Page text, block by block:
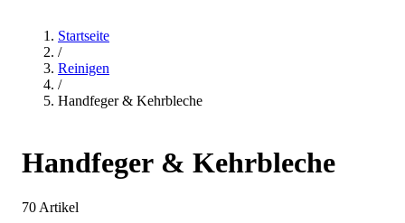
Startseite
/
Reinigen
/
Handfeger & Kehrbleche
Handfeger & Kehrbleche
70 Artikel